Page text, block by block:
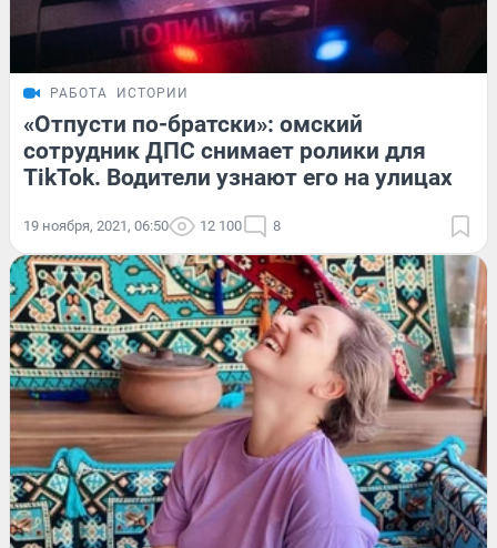
РАБОТА ИСТОРИИ
«Отпусти по-братски»: омский
сотрудник ДПС снимает ролики для
TikTok. Водители узнают его на улицах
19 ноября, 2021, 06:50 12 100 8